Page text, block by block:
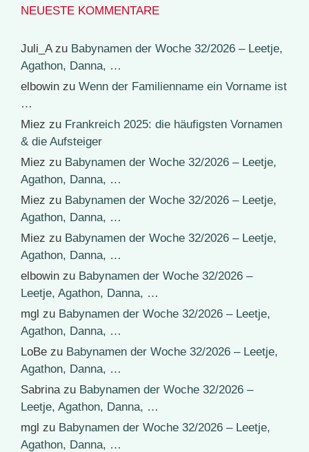
NEUESTE KOMMENTARE
Juli_Azu Babynamen der Woche 32/2026 – Leetje,
Agathon, Danna, …
elbowin zu Wenn der Familienname ein Vorname ist
…
Miez zu Frankreich 2025: die häufigsten Vornamen
& die Aufsteiger
Miez zu Babynamen der Woche 32/2026 – Leetje,
Agathon, Danna, …
Miez zu Babynamen der Woche 32/2026 – Leetje,
Agathon, Danna, …
Miez zu Babynamen der Woche 32/2026 – Leetje,
Agathon, Danna, …
elbowin zu Babynamen der Woche 32/2026 –
Leetje, Agathon, Danna, …
mgl zu Babynamen der Woche 32/2026 – Leetje,
Agathon, Danna, …
LoBe zu Babynamen der Woche 32/2026 – Leetje,
Agathon, Danna, …
Sabrinazu Babynamen der Woche 32/2026 –
Leetje, Agathon, Danna, …
mgl zu Babynamen der Woche 32/2026 – Leetje,
Agathon, Danna, …